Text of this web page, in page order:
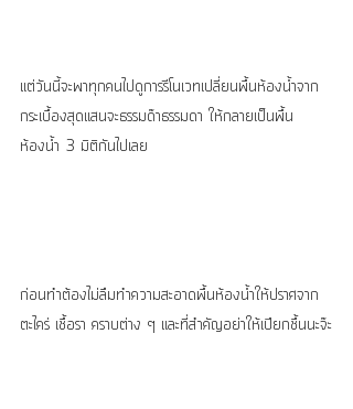
แต่วันนี้จะพาทุกคนไปดูการรีโนเวทเปลี่ยนพื้นห้องน้ำจาก
กระเบื้องสุดแสนจะธรรมด๊าธรรมดา ให้กลายเป็นพื้น
ห้องน้ำ 3 มิติกันไปเลย
ก่อนทำต้องไม่ลืมทำความสะอาดพื้นห้องน้ำให้ปราศจาก
ตะไคร่ เชื้อรา คราบต่าง ๆ และที่สำคัญอย่าให้เปียกชื้นนะจ๊ะ